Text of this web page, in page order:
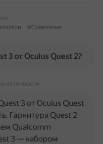
#Сравнение
3 от Oculus Quest 2?
неточности
3 от Oculus Quest
Гарнитура Quest 2
Qualcomm
3 — набором